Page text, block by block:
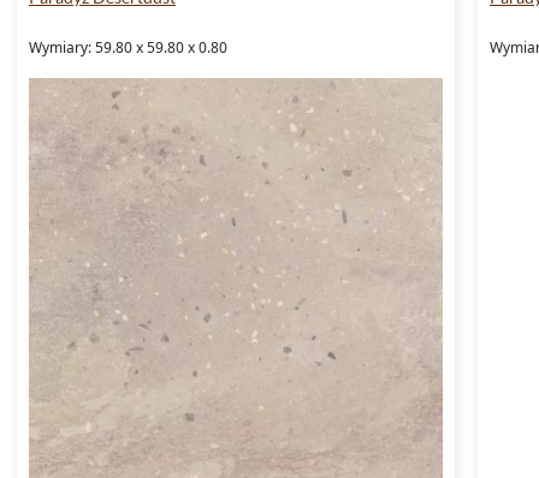
Wymiary: 59.80 x 59.80 x 0.80